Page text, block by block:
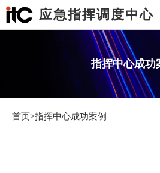
应急指挥调度中心
指挥中心成功
首页>指挥中心成功案例